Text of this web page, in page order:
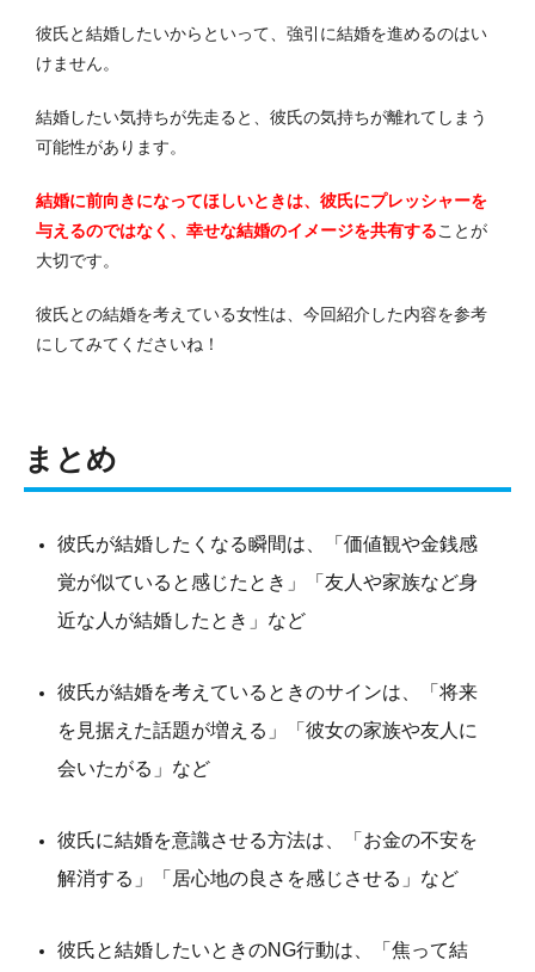
彼氏と結婚したいからといって、強引に結婚を進めるのはい
けません。
結婚したい気持ちが先走ると、彼氏の気持ちが離れてしまう
可能性があります。
結婚に前向きになってほしいときは、彼氏にプレッシャーを
与えるのではなく、幸せな結婚のイメージを共有することが
大切です。
彼氏との結婚を考えている女性は、今回紹介した内容を参考
にしてみてくださいね！
まとめ
彼氏が結婚したくなる瞬間は、「価値観や金銭感
覚が似ていると感じたとき」「友人や家族など身
近な人が結婚したとき」など
彼氏が結婚を考えているときのサインは、「将来
を見据えた話題が増える」「彼女の家族や友人に
会いたがる」など
彼氏に結婚を意識させる方法は、「お金の不安を
解消する」「居心地の良さを感じさせる」など
彼氏と結婚したいときのNG行動は、「焦って結